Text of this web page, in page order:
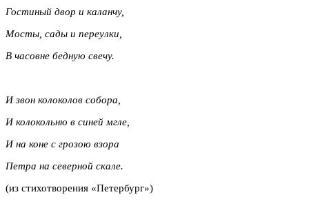
Гостиный двор и каланчу,
Мосты, сады и переулки,
В часовне бедную свечу.
И звон колоколов собора,
И колокольню в синей мгле,
И на коне с грозою взора
Петра на северной скале.
(из стихотворения «Петербург»)